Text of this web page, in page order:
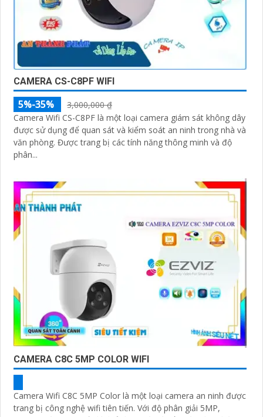
CAMERA CS-C8PF WIFI
5%-35%
3,000,000 ₫
Camera Wifi CS-C8PF là một loại camera giám sát không dây
được sử dụng để quan sát và kiểm soát an ninh trong nhà và
văn phòng. Được trang bị các tính năng thông minh và độ
phân...
CAMERA C8C 5MP COLOR WIFI
Camera Wifi C8C 5MP Color là một loại camera an ninh được
trang bị công nghệ wifi tiên tiến. Với độ phân giải 5MP,